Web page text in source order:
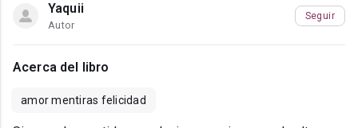
Yaquii
Autor
Seguir
Acerca del libro
amor mentiras felicidad